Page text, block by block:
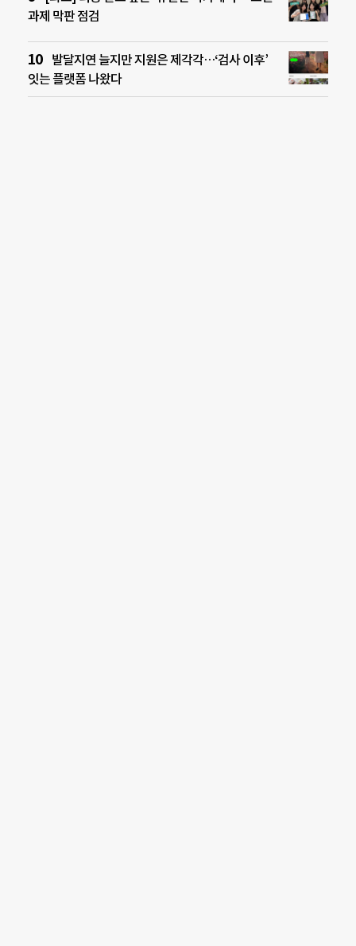
과제 막판 점검
발달지연 늘지만 지원은 제각각…‘검사 이후’
잇는 플랫폼 나왔다